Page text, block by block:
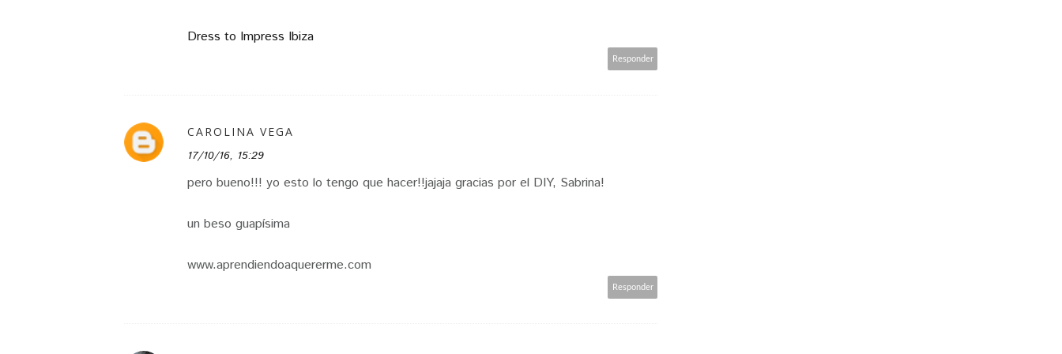
Dress to Impress Ibiza
Responder
CAROLINA VEGA
17/10/16, 15:29
pero bueno!!! yo esto lo tengo que hacer!!jajaja gracias por el DIY, Sabrina!
un beso guapísima
www.aprendiendoaquererme.com
Responder